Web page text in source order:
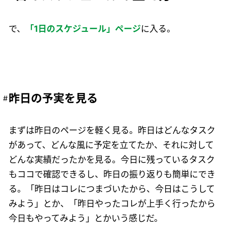
で、 「1日のスケジュール」ページに入る。
昨日の予実を見る
まずは昨日のページを軽く見る。昨日はどんなタスク
があって、どんな風に予定を立てたか、それに対して
どんな実績だったかを見る。今日に残っているタスク
もココで確認できるし、昨日の振り返りも簡単にでき
る。「昨日はコレにつまづいたから、今日はこうして
みよう」とか、「昨日やったコレが上手く行ったから
今日もやってみよう」とかいう感じだ。